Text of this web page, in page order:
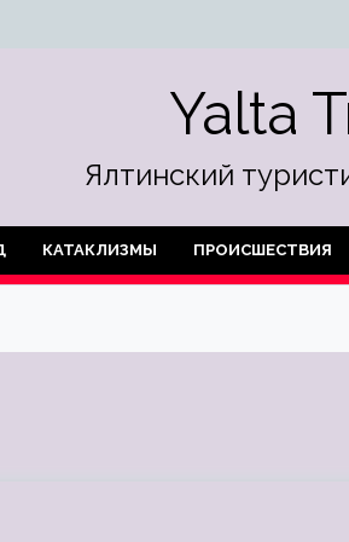
Yalta
Ялтинский
КАТАКЛИЗМЫ ПРОИСШЕСТВИЯ